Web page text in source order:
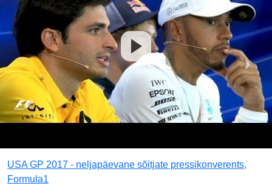
USA GP 2017 - neljapäevane sõitjate pressikonverents,
Formula1